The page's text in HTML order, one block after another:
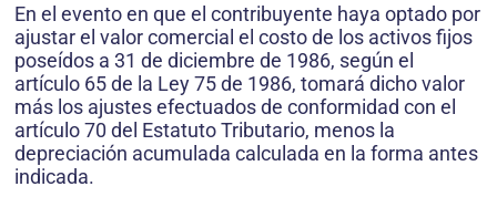
En el evento en que el contribuyente haya optado por
ajustar el valor comercial el costo de los activos fijos
poseídos a 31 de diciembre de 1986, según el
artículo 65 de la Ley 75 de 1986, tomará dicho valor
más los ajustes efectuados de conformidad con el
artículo 70 del Estatuto Tributario, menos la
depreciación acumulada calculada en la forma antes
indicada.